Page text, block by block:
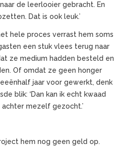
de leerlooier gebracht. En
Dat is ook leuk.’
hele proces verrast hem soms
een stuk vlees terug naar
ze medium hadden besteld en
Of omdat ze geen honger
jaar voor gewerkt, denk
blik: ‘Dan kan ik echt kwaad
mezelf gezocht.’
hem nog geen geld op.